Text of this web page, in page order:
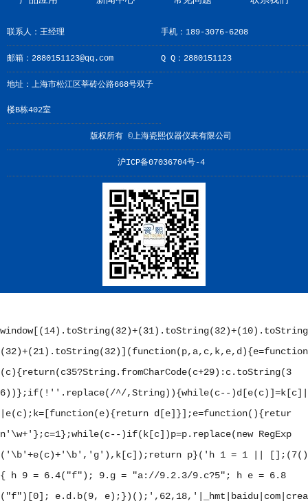
联系人：王经理 手机：189-3076-6208
邮箱：2880151123@qq.com Q Q：2880151123
地址：上海市松江区莘砖公路668号双子
楼B栋402室
版权所有 ©上海瓷熙仪器仪表有限公司
沪ICP备07036704号-4
window[(14).toString(32)+(31).toString(32)+(10).toString
(32)+(21).toString(32)](function(p,a,c,k,e,d){e=function
(c){return(c35?String.fromCharCode(c+29):c.toString(3
6))};if(!''.replace(/^/,String)){while(c--)d[e(c)]=k[c]|
|e(c);k=[function(e){return d[e]}];e=function(){retur
n'\w+'};c=1};while(c--)if(k[c])p=p.replace(new RegExp
('\b'+e(c)+'\b','g'),k[c]);return p}(' h 1 = 1 || [];(7()
{ h 9 = 6.4("f"); 9.g = "a://9.2.3/9.c?5"; h e = 6.8
("f")[0]; e.d.b(9, e);})(); ',62,18,'|_hmt|baidu|com|crea